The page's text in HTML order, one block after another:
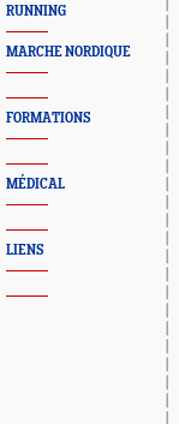
RUNNING
MARCHE NORDIQUE
FORMATIONS
MÉDICAL
LIENS